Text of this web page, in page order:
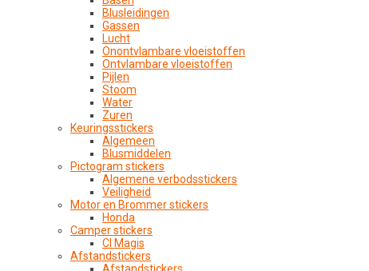
Blusleidingen
Gassen
Lucht
Onontvlambare vloeistoffen
Ontvlambare vloeistoffen
Pijlen
Stoom
Water
Zuren
Keuringsstickers
Algemeen
Blusmiddelen
Pictogram stickers
Algemene verbodsstickers
Veiligheid
Motor en Brommer stickers
Honda
Camper stickers
CI Magis
Afstandstickers